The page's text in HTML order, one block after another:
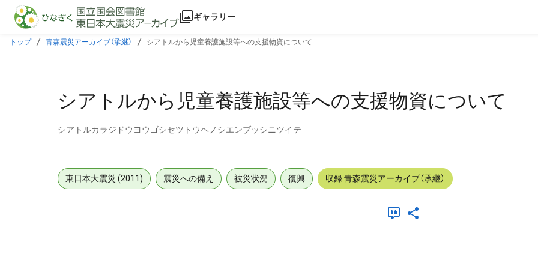
本文に飛ぶ
ギャラリー
トップ 青森震災アーカイブ（承継） シアトルから児童養護施設等への支援物資について
シアトルから児童養護施設等への支援物資について
シアトルカラジドウヨウゴシセツトウヘノシエンブッシニツイテ
東日本大震災 (2011) 震災への備え 被災状況 復興 収録:青森震災アーカイブ（承継）